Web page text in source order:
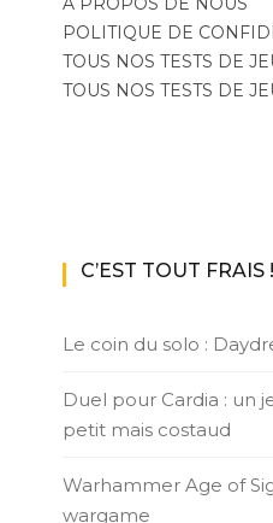
POLITIQUE DE
TOUS NOS TESTS DE
TOUS NOS TESTS DE
C’EST TOUT FRAIS !
Le coin du solo :
Duel pour Cardia : un
petit mais costaud
Warhammer Age of
wargame